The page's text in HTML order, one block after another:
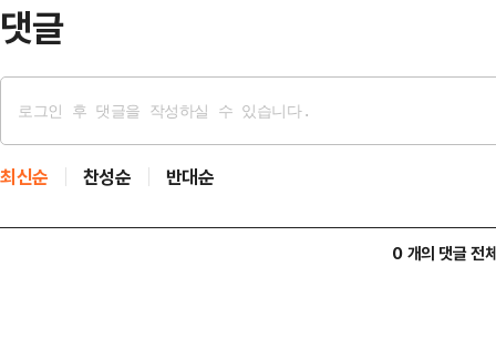
댓글
최신순 찬성순 반대순
0 개의 댓글 전